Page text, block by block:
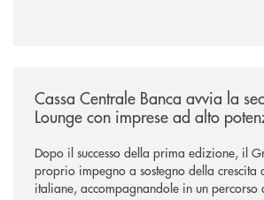
Cassa Centrale Banca avvia la
Lounge con imprese ad alto
Dopo il successo della prima edizione, il
proprio impegno a sostegno della crescita
italiane, accompagnandole in un percorso